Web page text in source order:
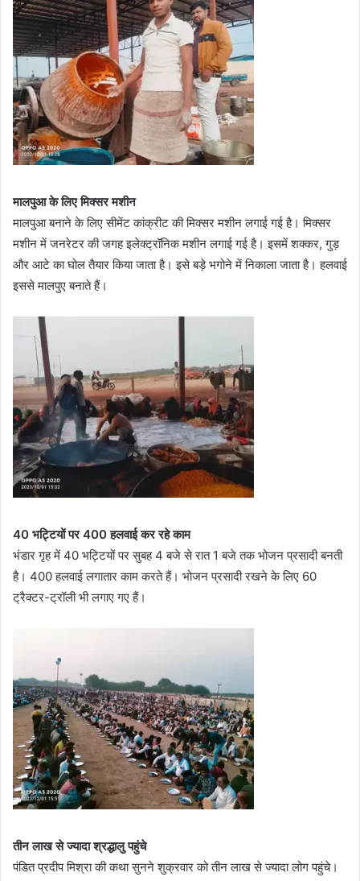
मालपुआ के लिए मिक्सर मशीन
मालपुआ बनाने के लिए सीमेंट कांक्रीट की मिक्सर मशीन लगाई गई है। मिक्सर
मशीन में जनरेटर की जगह इलेक्ट्रॉनिक मशीन लगाई गई है। इसमें शक्कर, गुड़
और आटे का घोल तैयार किया जाता है। इसे बड़े भगोने में निकाला जाता है। हलवाई
इससे मालपुए बनाते हैं।
40 भट्टियों पर 400 हलवाई कर रहे काम
भंडार गृह में 40 भट्टियों पर सुबह 4 बजे से रात 1 बजे तक भोजन प्रसादी बनती
है। 400 हलवाई लगातार काम करते हैं। भोजन प्रसादी रखने के लिए 60
ट्रैक्टर-ट्रॉली भी लगाए गए हैं।
तीन लाख से ज्यादा श्रद्धालु पहुंचे
पंडित प्रदीप मिश्रा की कथा सुनने शुक्रवार को तीन लाख से ज्यादा लोग पहुंचे।